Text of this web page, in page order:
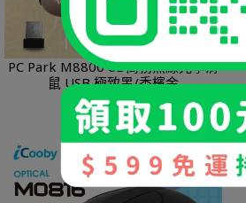
PC Park M8800 6D商務無線光學滑
鼠 USB 極致黑/香檳金
NT$299 NT$399